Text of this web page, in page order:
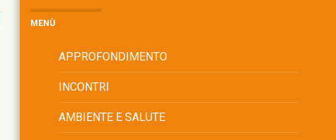
MENÙ
APPROFONDIMENTO
INCONTRI
AMBIENTE E SALUTE